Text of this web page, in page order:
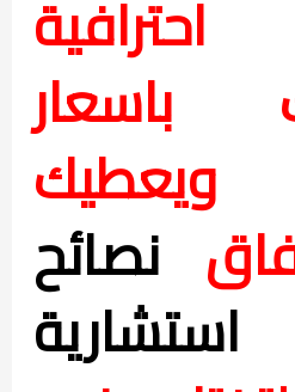
باسعار
ويعطيك
نصائح